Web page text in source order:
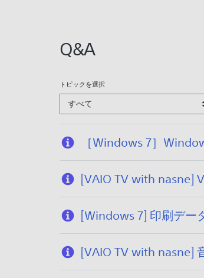
Q&A
トピックを選択
すべて
［Windows 7］
[VAIO TV with nasne]
[Windows 7] 印刷デー
[VAIO TV with nasne]